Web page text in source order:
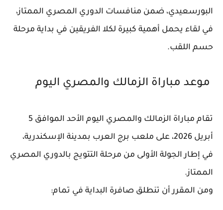
البورسعيدي، ضمن منافسات الدوري المصري الممتاز،
في لقاء يحمل أهمية كبيرة لكلا الفريقين في بداية مرحلة
حسم اللقب.
موعد مباراة الزمالك والمصري اليوم
تقام مباراة الزمالك والمصري اليوم الأحد الموافق 5
أبريل 2026، على ملعب برج العرب بمدينة الإسكندرية،
في إطار الجولة الأولى من مرحلة التتويج بالدوري المصري
الممتاز.
ومن المقرر أن تنطلق صافرة البداية في تمام: